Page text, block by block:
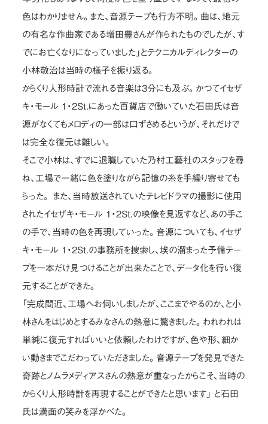
色はわかりません。また、音源テープも行方不明。曲は、地元
の有名な作曲家である増田豊さんが作られたものでしたが、す
でにお亡くなりになっていました」とテクニカルディレクターの
小林敬治は当時の様子を振り返る。
からくり人形時計で流れる音楽は3分にも及ぶ。かつてイセザ
キ・モール 1・2St.にあった百貨店で働いていた石田氏は音
源がなくてもメロディの一部は口ずさめるというが、それだけで
は完全な復元は難しい。
そこで小林は、すでに退職していた乃村工藝社のスタッフを尋
ね、工場で一緒に色を塗りながら記憶の糸を手繰り寄せても
らった。 また、当時放送されていたテレビドラマの撮影に使用
されたイセザキ・モール 1・2St.の映像を見返すなど、あの手こ
の手で、当時の色を再現していった。音源についても、イセザ
キ・モール 1・2St.の事務所を捜索し、埃の溜まった予備テー
プを一本だけ見つけることが出来たことで、データ化を行い復
元することができた。
「完成間近、工場へお伺いしましたが、ここまでやるのか、と小
林さんをはじめとするみなさんの熱意に驚きました。われわれは
単純に復元すればいいと依頼したわけですが、色や形、細か
い動きまでこだわっていただきました。音源テープを発見できた
奇跡とノムラメディアスさんの熱意が重なったからこそ、当時の
からくり人形時計を再現することができたと思います」 と石田
氏は満面の笑みを浮かべた。